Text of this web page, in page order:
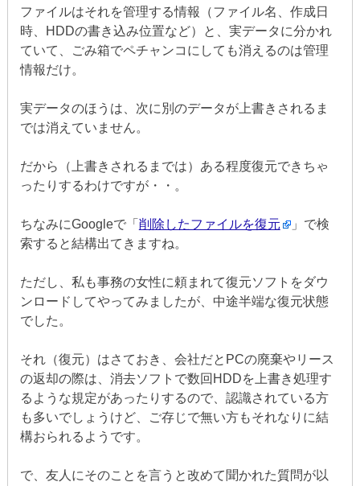
ファイルはそれを管理する情報（ファイル名、作成日
時、HDDの書き込み位置など）と、実データに分かれ
ていて、ごみ箱でペチャンコにしても消えるのは管理
情報だけ。
実データのほうは、次に別のデータが上書きされるま
では消えていません。
だから（上書きされるまでは）ある程度復元できちゃ
ったりするわけですが・・。
ちなみにGoogleで「 削除したファイルを復元
」で検
索すると結構出てきますね。
ただし、私も事務の女性に頼まれて復元ソフトをダウ
ンロードしてやってみましたが、中途半端な復元状態
でした。
それ（復元）はさておき、会社だとPCの廃棄やリース
の返却の際は、消去ソフトで数回HDDを上書き処理す
るような規定があったりするので、認識されている方
も多いでしょうけど、ご存じで無い方もそれなりに結
構おられるようです。
で、友人にそのことを言うと改めて聞かれた質問が以